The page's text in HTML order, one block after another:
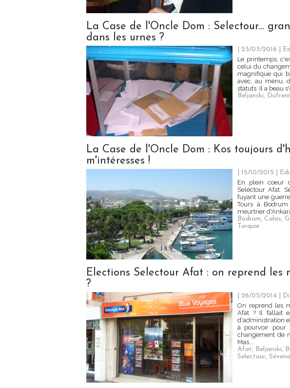
La Case de l'Oncle Dom : Selectour...
dans les urnes ?
| 23/03/2016
Le printemps,
celui du
magnifique qui
avec, au menu,
statuts. Il a beau
Beljanski,
La Case de l'Oncle Dom : Kos toujours
m'intéresses !
| 15/10/2015
En plein coeur
Selectour Afat.
fuyant une
Tours à
meurtrier
Bodrum, Calas,
Turquie
Elections Selectour Afat : on reprend les
?
| 26/05/2014
On reprend les
Afat ? Il fallait
d'administration
à pourvoir pour
changement de
Mas,...
Afat, Beljanski,
Selectour, Séveno